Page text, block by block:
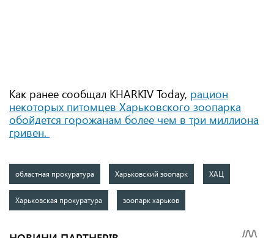
Как ранее сообщал KHARKIV Today, рацион
некоторых питомцев Харьковского зоопарка
обойдется горожанам более чем в три миллиона
гривен.
областная прокуратура Харьковский зоопарк ХАЦ
Харьковская прокуратура зоопарк харьков